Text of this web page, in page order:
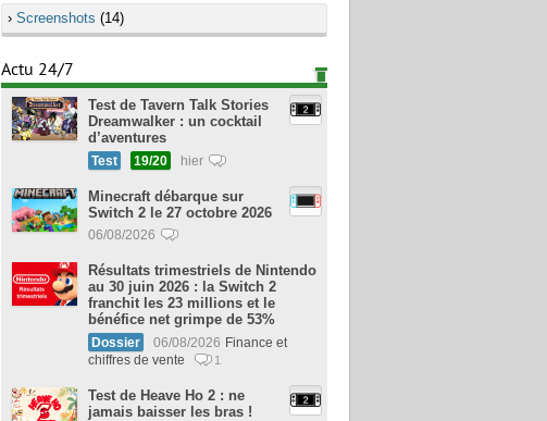
› Screenshots (14)
Actu 24/7
Test de Tavern Talk Stories
Dreamwalker : un cocktail
d’aventures
Test 19/20 hier
Minecraft débarque sur
Switch 2 le 27 octobre 2026
06/08/2026
Résultats trimestriels de Nintendo
au 30 juin 2026 : la Switch 2
franchit les 23 millions et le
bénéfice net grimpe de 53%
Dossier 06/08/2026 Finance et
chiffres de vente
1
Test de Heave Ho 2 : ne
jamais baisser les bras !